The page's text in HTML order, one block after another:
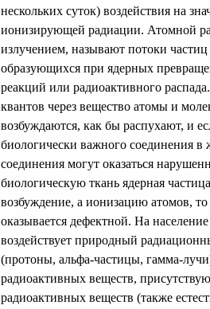
нескольких суток) воздействия на
ионизирующей радиации. Атомной
излучением, называют потоки
образующихся при ядерных
реакций или радиоактивного
квантов через вещество атомы и
возбуждаются, как бы распухают, и
биологически важного соединения
соединения могут оказаться
биологическую ткань ядерная
возбуждение, а ионизацию атомов,
оказывается дефектной. На
воздействует природный
(протоны, альфа-частицы, гамма-
радиоактивных веществ,
радиоактивных веществ (также